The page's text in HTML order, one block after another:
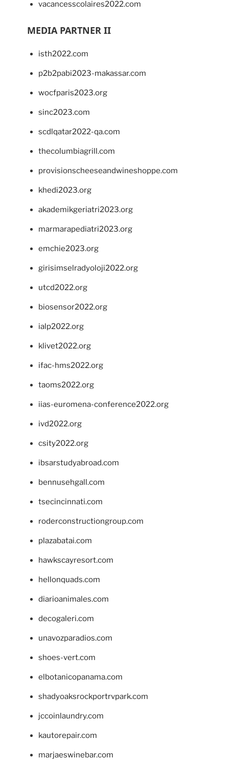
vacancesscolaires2022.com
MEDIA PARTNER II
isth2022.com
p2b2pabi2023-makassar.com
wocfparis2023.org
sinc2023.com
scdlqatar2022-qa.com
thecolumbiagrill.com
provisionscheeseandwineshoppe.com
khedi2023.org
akademikgeriatri2023.org
marmarapediatri2023.org
emchie2023.org
girisimselradyoloji2022.org
utcd2022.org
biosensor2022.org
ialp2022.org
klivet2022.org
ifac-hms2022.org
taoms2022.org
iias-euromena-conference2022.org
ivd2022.org
csity2022.org
ibsarstudyabroad.com
bennusehgall.com
tsecincinnati.com
roderconstructiongroup.com
plazabatai.com
hawkscayresort.com
hellonquads.com
diarioanimales.com
decogaleri.com
unavozparadios.com
shoes-vert.com
elbotanicopanama.com
shadyoaksrockportrvpark.com
jccoinlaundry.com
kautorepair.com
marjaeswinebar.com